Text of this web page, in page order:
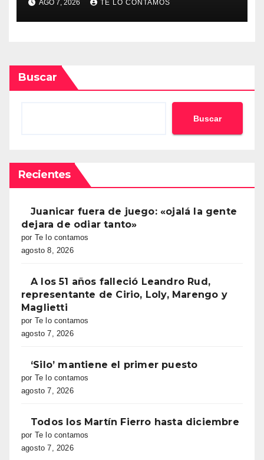
AGO 7, 2026 TE LO CONTAMOS
Buscar
Buscar
Recientes
Juanicar fuera de juego: «ojalá la gente
dejara de odiar tanto»
por Te lo contamos
agosto 8, 2026
A los 51 años falleció Leandro Rud,
representante de Cirio, Loly, Marengo y
Maglietti
por Te lo contamos
agosto 7, 2026
‘Silo’ mantiene el primer puesto
por Te lo contamos
agosto 7, 2026
Todos los Martín Fierro hasta diciembre
por Te lo contamos
agosto 7, 2026